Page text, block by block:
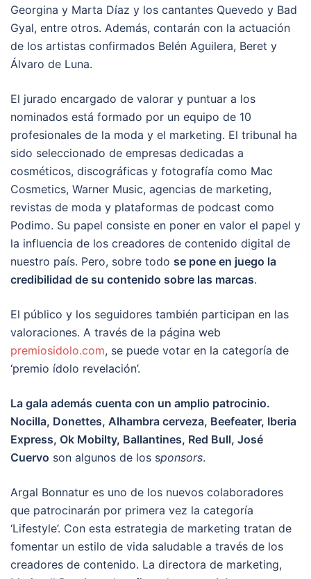
Georgina y Marta Díaz y los cantantes Quevedo y Bad
Gyal, entre otros. Además, contarán con la actuación
de los artistas confirmados Belén Aguilera, Beret y
Álvaro de Luna.
El jurado encargado de valorar y puntuar a los
nominados está formado por un equipo de 10
profesionales de la moda y el marketing. El tribunal ha
sido seleccionado de empresas dedicadas a
cosméticos, discográficas y fotografía como Mac
Cosmetics, Warner Music, agencias de marketing,
revistas de moda y plataformas de podcast como
Podimo. Su papel consiste en poner en valor el papel y
la influencia de los creadores de contenido digital de
nuestro país. Pero, sobre todo se pone en juego la
credibilidad de su contenido sobre las marcas.
El público y los seguidores también participan en las
valoraciones. A través de la página web
premiosidolo.com, se puede votar en la categoría de
‘premio ídolo revelación’.
La gala además cuenta con un amplio patrocinio.
Nocilla, Donettes, Alhambra cerveza, Beefeater, Iberia
Express, Ok Mobilty, Ballantines, Red Bull, José
Cuervo son algunos de los sponsors.
Argal Bonnatur es uno de los nuevos colaboradores
que patrocinarán por primera vez la categoría
‘Lifestyle’. Con esta estrategia de marketing tratan de
fomentar un estilo de vida saludable a través de los
creadores de contenido. La directora de marketing,